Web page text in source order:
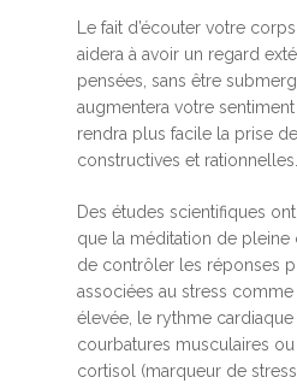
Le fait d’écouter votre
aidera à avoir un regard
pensées, sans être
augmentera votre
rendra plus facile la prise
constructives et rationnelles.
Des études scientifiques
que la méditation de
de contrôler les réponses
associées au stress
élevée, le rythme cardiaque
courbatures musculaires ou
cortisol (marqueur de